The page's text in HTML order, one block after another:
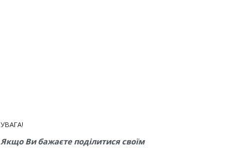
УВАГА!
Якщо Ви бажаєте поділитися своїм